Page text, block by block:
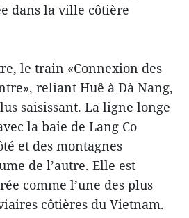
dans la ville côtière
le train «Connexion des
reliant Huê à Dà Nang,
saisissant. La ligne longe
la baie de Lang Co
et des montagnes
de l’autre. Elle est
comme l’une des plus
côtières du Vietnam.